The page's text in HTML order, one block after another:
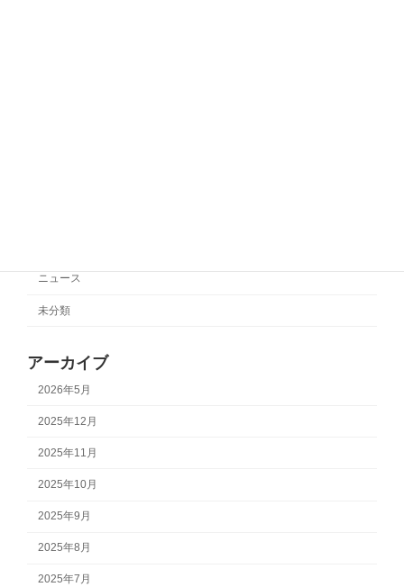
ニュース
未分類
アーカイブ
2026年5月
2025年12月
2025年11月
2025年10月
2025年9月
2025年8月
2025年7月